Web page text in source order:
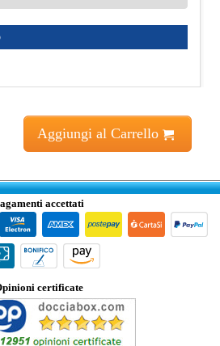
Aggiungi al Carrello
accettati
certificate